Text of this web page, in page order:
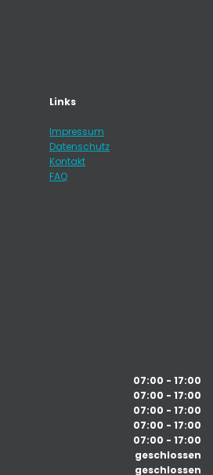
Links
Impressum
Datenschutz
Kontakt
FAQ
07:00 - 17:00
07:00 - 17:00
07:00 - 17:00
07:00 - 17:00
07:00 - 17:00
geschlossen
geschlossen